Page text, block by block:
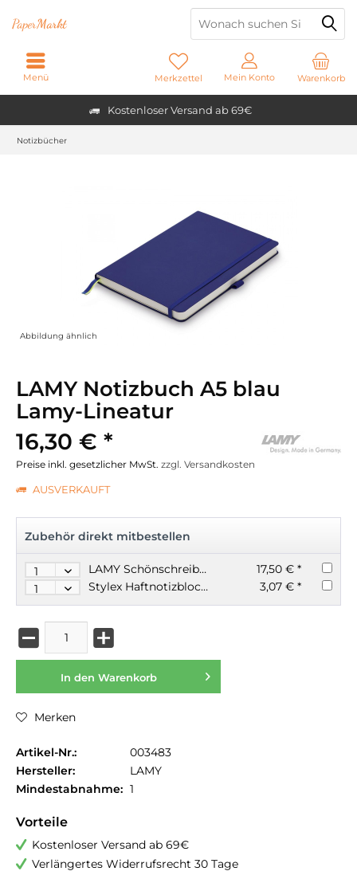
Kostenloser Versand ab 69€
PaperMarkt
Warenkorb
Merkzettel Mein Konto
Menü
Notizbücher
Abbildung ähnlich
LAMY Notizbuch A5 blau
Lamy-Lineatur
16,30 € *
Preise inkl. gesetzlicher MwSt. zzgl. Versandkosten
AUSVERKAUFT
Zubehör direkt mitbestellen
LAMY Schönschreibfüller joy Modell 15
17,50 € *
Stylex Haftnotizblock Set abheftbar 11 Motive je 25 Blatt
3,07 € *
In den Warenkorb
Merken
Artikel-Nr.:
003483
Hersteller:
LAMY
Mindestabnahme: 1
Vorteile
Kostenloser Versand ab 69€
Verlängertes Widerrufsrecht 30 Tage